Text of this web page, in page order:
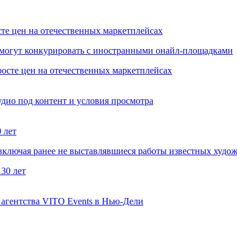
цен на отечественных маркетплейсах
конкурировать с иностранными онайл-площадками
под контент и условия просмотра
лет
ранее не выставлявшиеся работы известных
VITO Events в Нью-Дели